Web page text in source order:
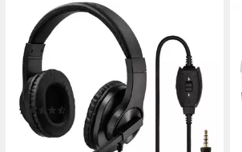
HAMA
Office Over-Ear Headset 3,5mm
Stereo Schwarz PC-Headset
kabelgebunden
Verbindung
ohrumschließend Sitzart
(2)
ab 11,90 € UVP24,99 €